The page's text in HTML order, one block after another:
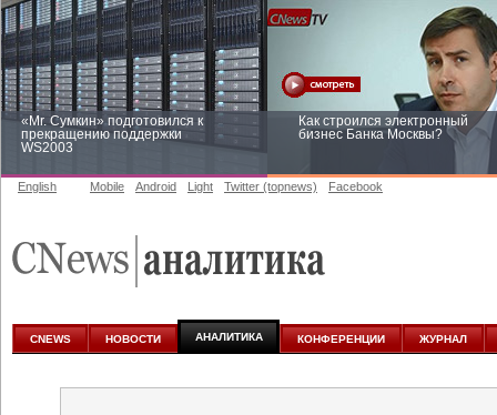
«Mr. Сумкин» подготовился к
прекращению поддержки
WS2003
Как строился электронный
бизнес Банка Москвы?
аналитике
English Mobile Android Light Twitter (topnews) Facebook
CNEWS НОВОСТИ АНАЛИТИКА КОНФЕРЕНЦИИ ЖУРНАЛ